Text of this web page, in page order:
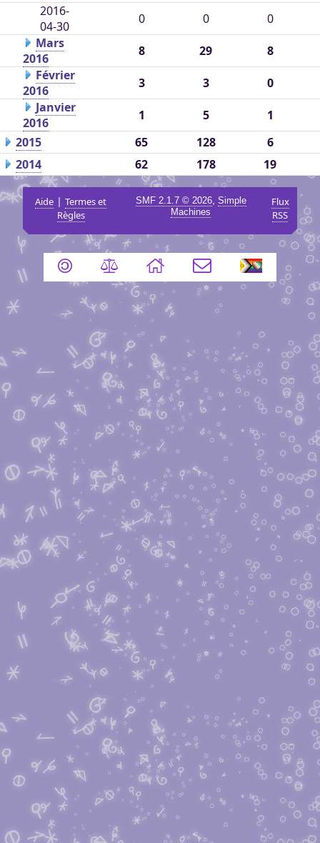
2016-
04-30
0 0
0
Mars
2016
8 29
8
Février
2016
3 3
0
Janvier
2016
1 5
1
2015
65 128
6
2014
62 178 19
Aide |Termes et
Règles
SMF 2.1.7 © 2026, Simple
Machines
Flux
RSS